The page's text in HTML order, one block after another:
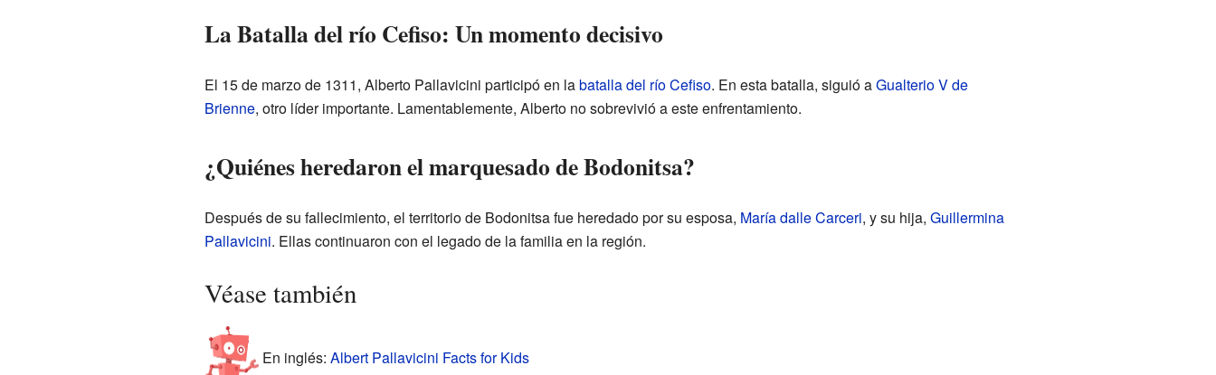
La Batalla del río Cefiso: Un momento decisivo
El 15 de marzo de 1311, Alberto Pallavicini participó en labatalla del río Cefiso. En esta batalla, siguió aGualterio V de
Brienne, otro líder importante. Lamentablemente, Alberto no sobrevivió a este enfrentamiento.
¿Quiénes heredaron el marquesado de Bodonitsa?
Después de su fallecimiento, el territorio de Bodonitsa fue heredado por su esposa, María dalle Carceri, y su hija, Guillermina
Pallavicini. Ellas continuaron con el legado de la familia en la región.
Véase también
En inglés: Albert Pallavicini Facts for Kids